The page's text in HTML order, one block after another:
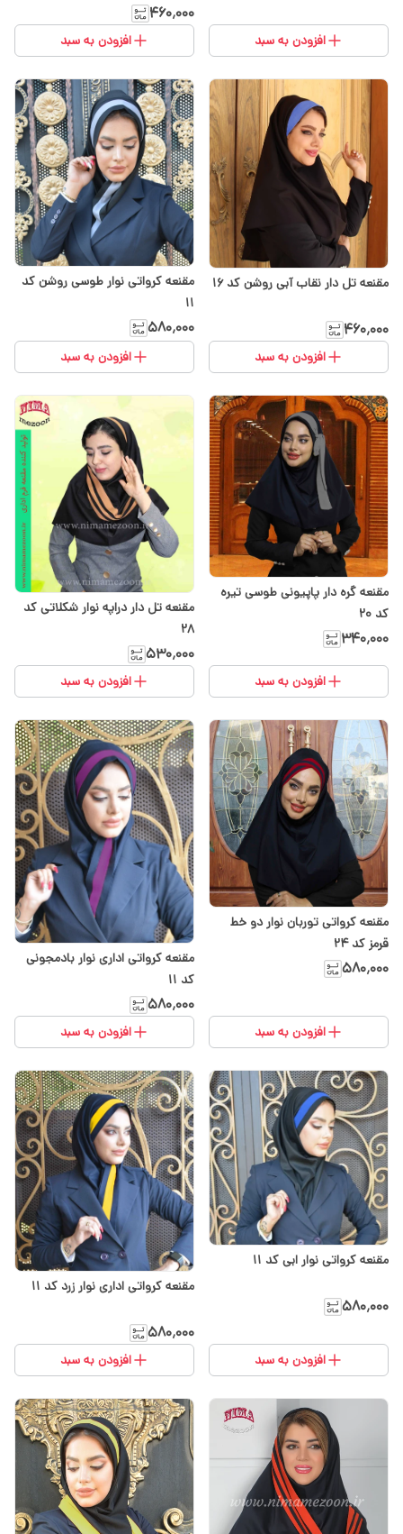
افزودن به سبد
۴۶۰٬۰۰۰
افزودن به سبد
مقنعه تل دار نقاب آبی روشن کد 16
۴۶۰٬۰۰۰
افزودن به سبد
مقنعه کرواتی نوار طوسی روشن کد
۱۱
۵۸۰٬۰۰۰
افزودن به سبد
مقنعه گره دار پاپیونی طوسی تیره
کد 20
۳۴۰٬۰۰۰
افزودن به سبد
مقنعه تل دار دراپه نوار شکلاتی کد
28
۵۳۰٬۰۰۰
افزودن به سبد
مقنعه کرواتی توربان نوار دو خط
قرمز کد ۲۴
۵۸۰٬۰۰۰
افزودن به سبد
مقنعه کرواتی اداری نوار بادمجونی
کد ۱۱
۵۸۰٬۰۰۰
افزودن به سبد
مقنعه کرواتی نوار ابی کد ۱۱
۵۸۰٬۰۰۰
افزودن به سبد
مقنعه کرواتی اداری نوار زرد کد ۱۱
۵۸۰٬۰۰۰
افزودن به سبد